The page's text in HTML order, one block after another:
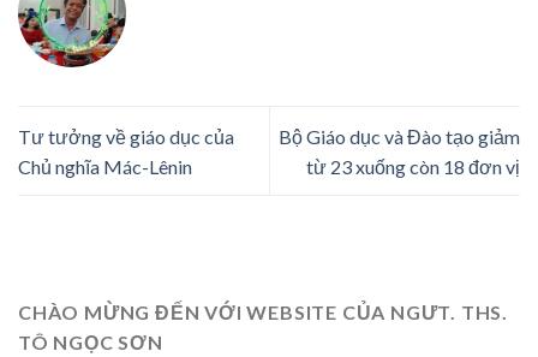
Tư tưởng về giáo dục của
Chủ nghĩa Mác-Lênin
Bộ Giáo dục và Đào tạo giảm
từ 23 xuống còn 18 đơn vị
CHÀO MỪNG ĐẾN VỚI WEBSITE CỦA NGƯT. THS.
TÔ NGỌC SƠN